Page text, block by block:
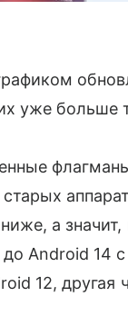
уже больше
а значит,
Android 14
12, другая